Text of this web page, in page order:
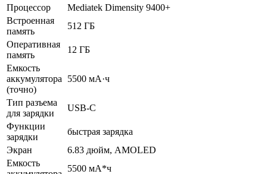
Процессор
Mediatek Dimensity 9400+
Встроенная
память
512 ГБ
Оперативная
память
12 ГБ
Емкость
аккумулятора
(точно)
5500 мА·ч
Тип разъема
для зарядки
USB-C
Функции
зарядки
быстрая зарядка
Экран
6.83 дюйм, AMOLED
Емкость
5500 мА*ч